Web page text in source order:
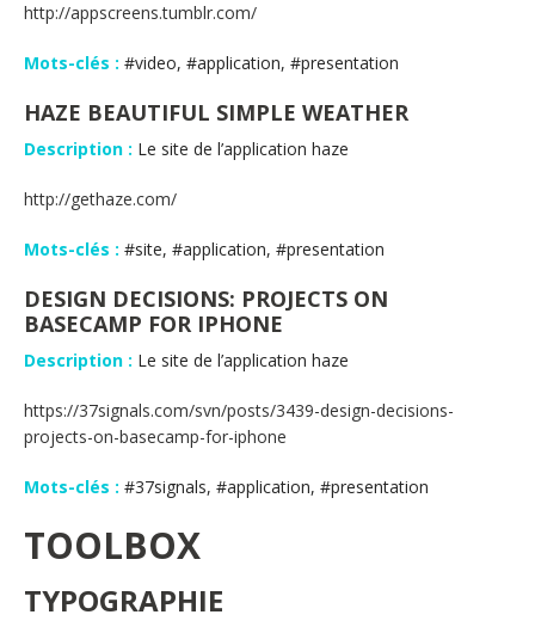
http://appscreens.tumblr.com/
Mots-clés : #video, #application, #presentation
HAZE BEAUTIFUL SIMPLE WEATHER
Description : Le site de l’application haze
http://gethaze.com/
Mots-clés : #site, #application, #presentation
DESIGN DECISIONS: PROJECTS ON
BASECAMP FOR IPHONE
Description : Le site de l’application haze
https://37signals.com/svn/posts/3439-design-decisions-
projects-on-basecamp-for-iphone
Mots-clés : #37signals, #application, #presentation
TOOLBOX
TYPOGRAPHIE